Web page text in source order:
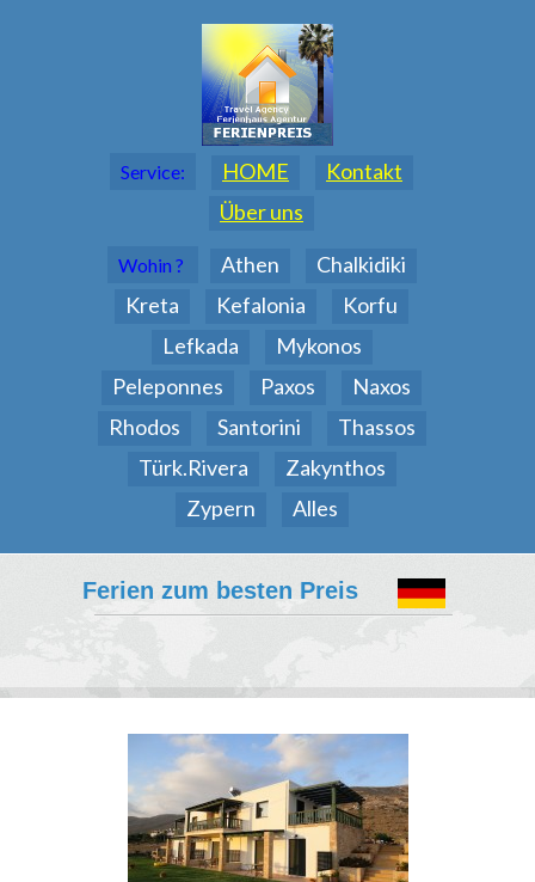
Service: HOME
Kontakt
Über uns
Wohin ? Athen
Chalkidiki
Kreta
Kefalonia
Korfu
Lefkada
Mykonos
Peleponnes
Paxos
Naxos
Rhodos
Santorini
Thassos
Türk.Rivera
Zakynthos
Zypern
Alles
Ferien zum besten Preis